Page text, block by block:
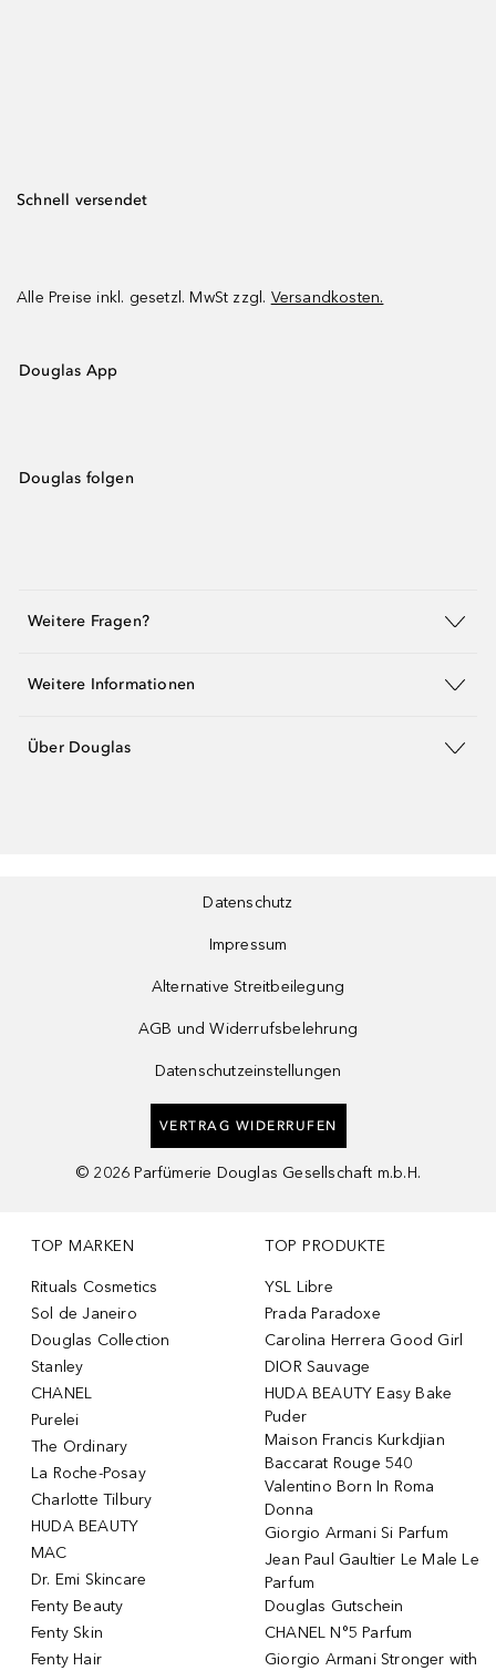
Schnell versendet
Alle Preise inkl. gesetzl. MwSt zzgl. Versandkosten.
Douglas App
Douglas folgen
Weitere Fragen?
Weitere Informationen
Über Douglas
Datenschutz
Impressum
Alternative Streitbeilegung
AGB und Widerrufsbelehrung
Datenschutzeinstellungen
VERTRAG WIDERRUFEN
© 2026 Parfümerie Douglas Gesellschaft m.b.H.
TOP MARKEN
Rituals Cosmetics
Sol de Janeiro
Douglas Collection
Stanley
CHANEL
Purelei
The Ordinary
La Roche-Posay
Charlotte Tilbury
HUDA BEAUTY
MAC
Dr. Emi Skincare
Fenty Beauty
Fenty Skin
Fenty Hair
TOP PRODUKTE
YSL Libre
Prada Paradoxe
Carolina Herrera Good Girl
DIOR Sauvage
HUDA BEAUTY Easy Bake
Puder
Maison Francis Kurkdjian
Baccarat Rouge 540
Valentino Born In Roma
Donna
Giorgio Armani Si Parfum
Jean Paul Gaultier Le Male Le
Parfum
Douglas Gutschein
CHANEL N°5 Parfum
Giorgio Armani Stronger with